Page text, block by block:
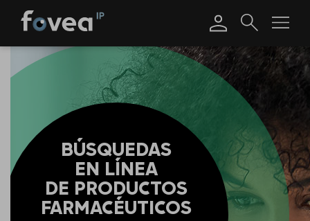
Skip
content
BÚSQUEDAS
EN LÍNEA
DE PRODUCTOS
FARMACÉUTICOS